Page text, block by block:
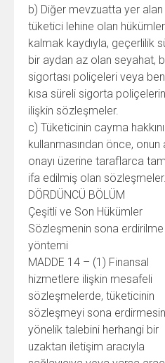
b) Diğer mevzuatta yer alan
tüketici lehine olan hükümler
kalmak kaydıyla, geçerlilik
bir aydan az olan seyahat,
sigortası poliçeleri veya
kısa süreli sigorta
ilişkin sözleşmeler.
c) Tüketicinin cayma hakkını
kullanmasından önce, onun
onayı üzerine taraflarca
ifa edilmiş olan sözleşmeler.
DÖRDÜNCÜ BÖLÜM
Çeşitli ve Son Hükümler
Sözleşmenin sona erdirilme
yöntemi
MADDE 14 – (1) Finansal
hizmetlere ilişkin mesafeli
sözleşmelerde, tüketicinin
sözleşmeyi sona
yönelik talebini herhangi bir
uzaktan iletişim aracıyla